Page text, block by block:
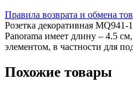
Правила возврата и обмена
Розетка декоративная
Panorama имеет длину – 4.5
элементом, в частности для
Похожие товары